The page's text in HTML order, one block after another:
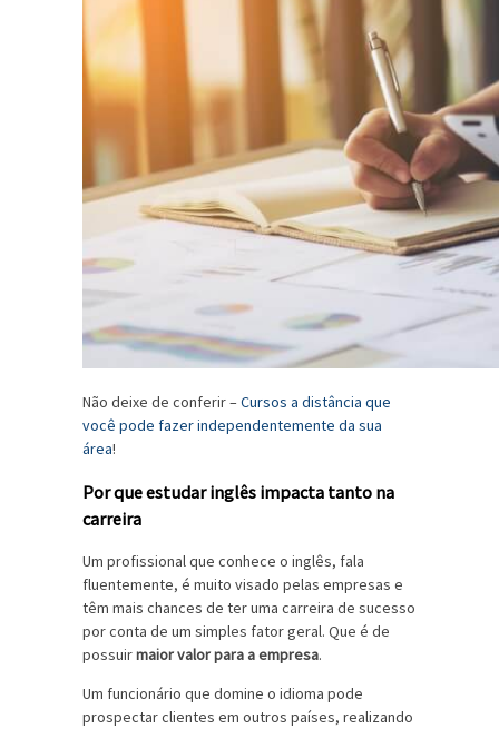
Não deixe de conferir –Cursos a distância que
você pode fazer independentemente da sua
área!
Por que estudar inglês impacta tanto na
carreira
Um profissional que conhece o inglês, fala
fluentemente, é muito visado pelas empresas e
têm mais chances de ter uma carreira de sucesso
por conta de um simples fator geral. Que é de
possuirmaior valor para a empresa.
Um funcionário que domine o idioma pode
prospectar clientes em outros países, realizando